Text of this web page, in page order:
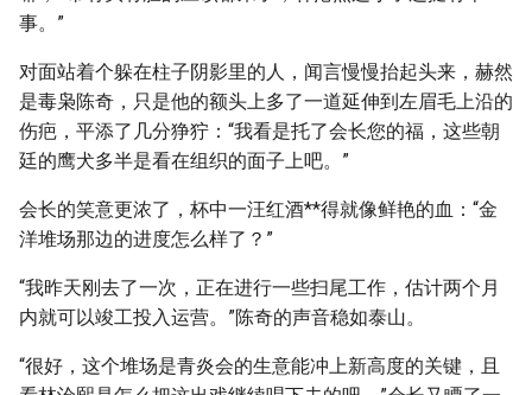
事。”
对面站着个躲在柱子阴影里的人，闻言慢慢抬起头来，赫然
是毒枭陈奇，只是他的额头上多了一道延伸到左眉毛上沿的
伤疤，平添了几分狰狞：“我看是托了会长您的福，这些朝
廷的鹰犬多半是看在组织的面子上吧。”
会长的笑意更浓了，杯中一汪红酒**得就像鲜艳的血：“金
洋堆场那边的进度怎么样了？”
“我昨天刚去了一次，正在进行一些扫尾工作，估计两个月
内就可以竣工投入运营。”陈奇的声音稳如泰山。
“很好，这个堆场是青炎会的生意能冲上新高度的关键，且